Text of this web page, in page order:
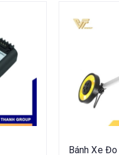
Bánh Xe